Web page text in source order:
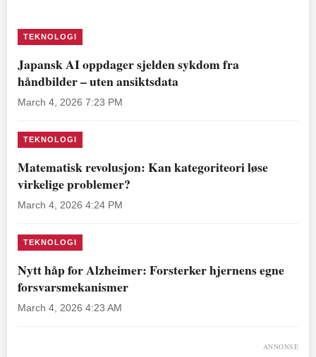
TEKNOLOGI
Japansk AI oppdager sjelden sykdom fra
håndbilder – uten ansiktsdata
March 4, 2026 7:23 PM
TEKNOLOGI
Matematisk revolusjon: Kan kategoriteori løse
virkelige problemer?
March 4, 2026 4:24 PM
TEKNOLOGI
Nytt håp for Alzheimer: Forsterker hjernens egne
forsvarsmekanismer
March 4, 2026 4:23 AM
ANNONSE